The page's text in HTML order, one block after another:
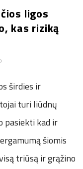
ligos
kas riziką
širdies ir
turi liūdnų
pasiekti kad ir
šiomis
triūsą ir grąžino